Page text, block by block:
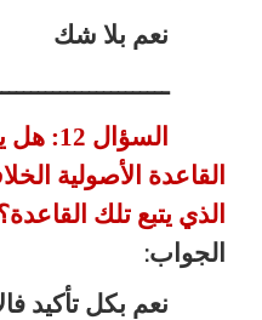
نعم بلا شك
القاعدة الأصولية
الذي يتبع تلك
الجواب:
نعم بكل تأكيد